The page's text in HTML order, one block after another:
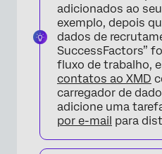
adicionados ao
exemplo, depois
dados de
SuccessFactors”
fluxo de trabalho,
contatos ao XMD
carregador de
adicione uma
por e-mail para